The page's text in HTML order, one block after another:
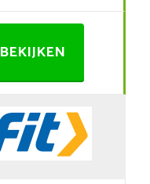
BEKIJKEN